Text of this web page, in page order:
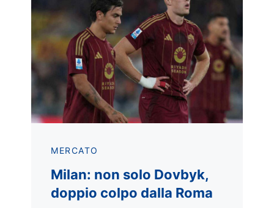
MERCATO
Milan: non solo Dovbyk,
doppio colpo dalla Roma